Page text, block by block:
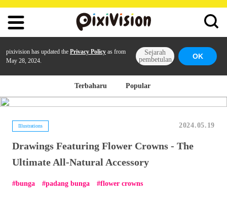
pixivision has updated the Privacy Policy as from
May 28, 2024.
Sejarah
pembetulan
OK
Terbaharu Popular
Illustrations 2024.05.19
Drawings Featuring Flower Crowns - The
Ultimate All-Natural Accessory
bunga padang bunga flower crowns